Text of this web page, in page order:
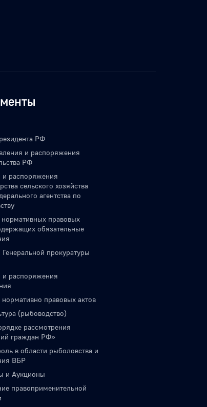
РФ
и распоряжения
РФ
и распоряжения
сельского хозяйства
агентства по
правовых
обязательные
прокуратуры
и распоряжения
правовых актов
(рыбоводство)
рассмотрения
граждан РФ»
в области рыболовства и
ВБР
и Аукционы
правоприменительной